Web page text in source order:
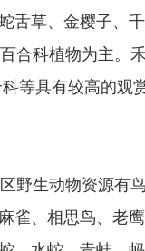
舌草、金樱子、
合科植物为主。
等具有较高的
野生动物资源有
雀、相思鸟、老